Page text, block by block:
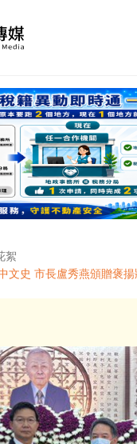
絮
文史 市長盧秀燕頒贈褒